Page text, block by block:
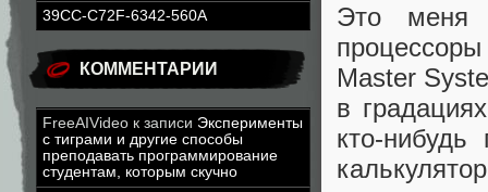
39CC-C72F-6342-560A
КОММЕНТАРИИ
FreeAIVideo к записи Эксперименты
с тиграми и другие способы
преподавать программирование
студентам, которым скучно
Это меня
Master
в
кто-